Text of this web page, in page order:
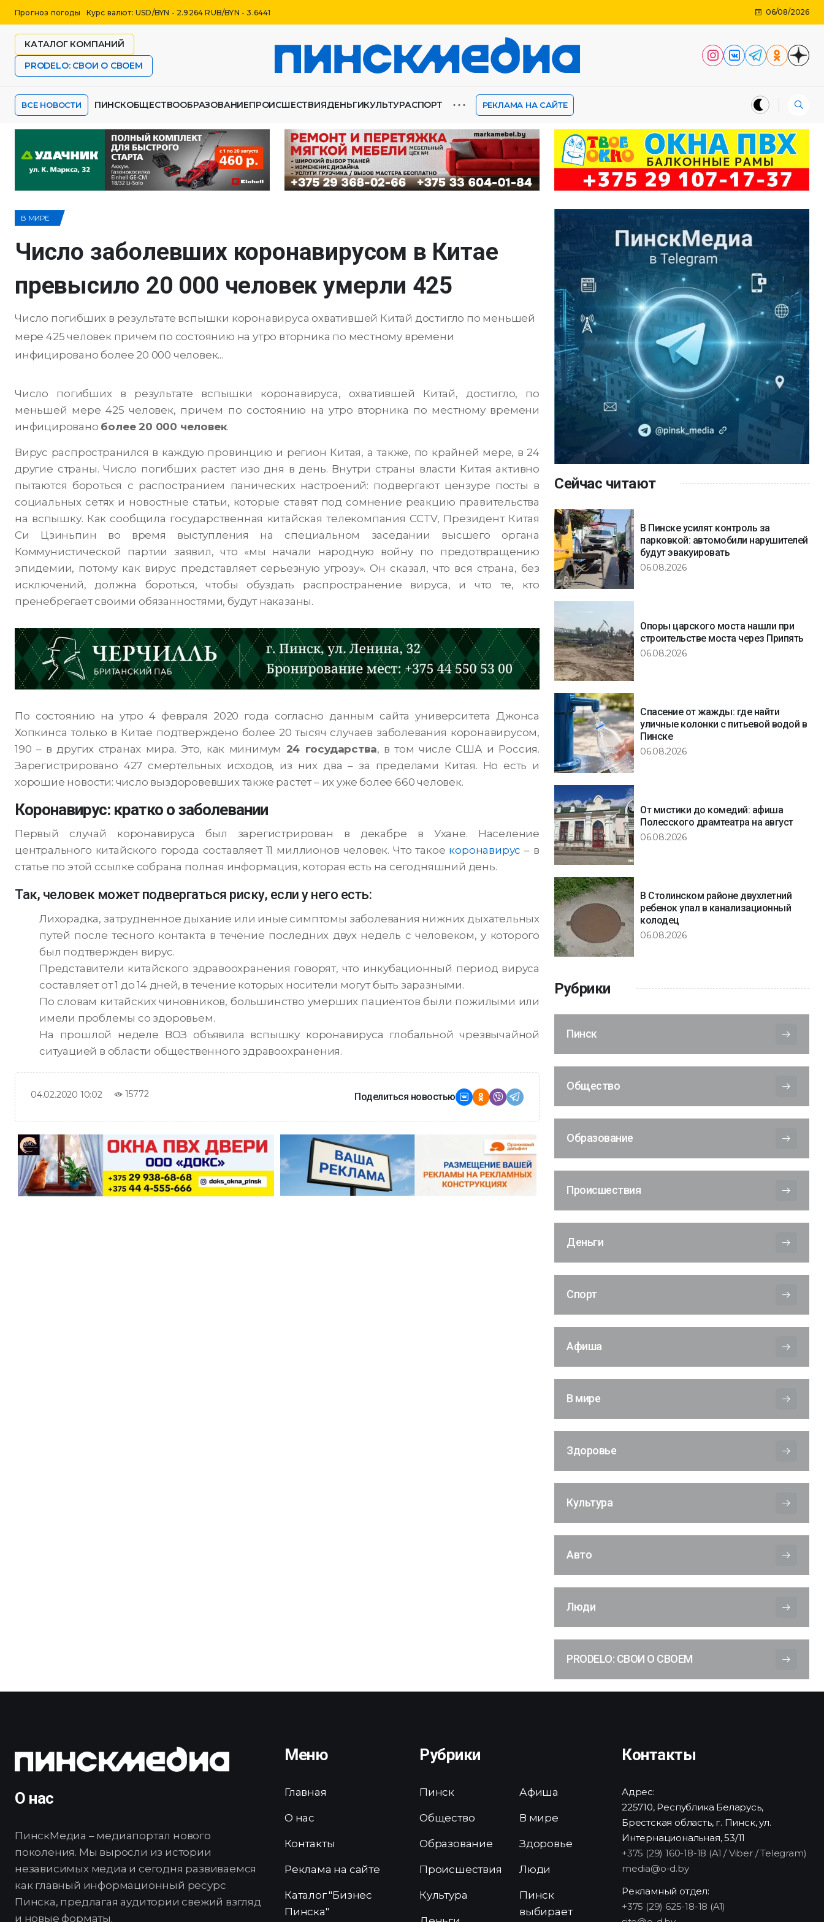
Прогноз погоды Курс валют: USD/BYN - 2.9264 RUB/BYN - 3.6441 06/08/2026
КАТАЛОГ КОМПАНИЙ
PRODELO: СВОИ О СВОЕМ
ВСЕ НОВОСТИ ПИНСКОБЩЕСТВООБРАЗОВАНИЕПРОИСШЕСТВИЯДЕНЬГИКУЛЬТУРАСПОРТ ⋯ РЕКЛАМА НА САЙТЕ
В МИРЕ
Число заболевших коронавирусом в Китае
превысило 20 000 человек умерли 425
Число погибших в результате вспышки коронавируса охватившей Китай достигло по меньшей
мере 425 человек причем по состоянию на утро вторника по местному времени
инфицировано более 20 000 человек...
Число погибших в результате вспышки коронавируса, охватившей Китай, достигло, по
меньшей мере 425 человек, причем по состоянию на утро вторника по местному времени
инфицировано более 20 000 человек.
Вирус распространился в каждую провинцию и регион Китая, а также, по крайней мере, в 24
другие страны. Число погибших растет изо дня в день. Внутри страны власти Китая активно
пытаются бороться с распостранием панических настроений: подвергают цензуре посты в
социальных сетях и новостные статьи, которые ставят под сомнение реакцию правительства
на вспышку. Как сообщила государственная китайская телекомпания CCTV, Президент Китая
Си Цзиньпин во время выступления на специальном заседании высшего органа
Коммунистической партии заявил, что «мы начали народную войну по предотвращению
эпидемии, потому как вирус представляет серьезную угрозу». Он сказал, что вся страна, без
исключений, должна бороться, чтобы обуздать распространение вируса, и что те, кто
пренебрегает своими обязанностями, будут наказаны.
По состоянию на утро 4 февраля 2020 года согласно данным сайта университета Джонса
Хопкинса только в Китае подтверждено более 20 тысяч случаев заболевания коронавирусом,
190 – в других странах мира. Это, как минимум 24 государства, в том числе США и Россия.
Зарегистрировано 427 смертельных исходов, из них два – за пределами Китая. Но есть и
хорошие новости: число выздоровевших также растет – их уже более 660 человек.
Коронавирус: кратко о заболевании
Первый случай коронавируса был зарегистрирован в декабре в Ухане. Население
центрального китайского города составляет 11 миллионов человек. Что такое коронавирус – в
статье по этой ссылке собрана полная информация, которая есть на сегодняшний день.
Так, человек может подвергаться риску, если у него есть:
Лихорадка, затрудненное дыхание или иные симптомы заболевания нижних дыхательных
путей после тесного контакта в течение последних двух недель с человеком, у которого
был подтвержден вирус.
Представители китайского здравоохранения говорят, что инкубационный период вируса
составляет от 1 до 14 дней, в течение которых носители могут быть заразными.
По словам китайских чиновников, большинство умерших пациентов были пожилыми или
имели проблемы со здоровьем.
На прошлой неделе ВОЗ объявила вспышку коронавируса глобальной чрезвычайной
ситуацией в области общественного здравоохранения.
04.02.2020 10:02 15772 Поделиться новостью
Сейчас читают
В Пинске усилят контроль за
парковкой: автомобили нарушителей
будут эвакуировать
06.08.2026
Опоры царского моста нашли при
строительстве моста через Припять
06.08.2026
Спасение от жажды: где найти
уличные колонки с питьевой водой в
Пинске
06.08.2026
От мистики до комедий: афиша
Полесского драмтеатра на август
06.08.2026
В Столинском районе двухлетний
ребенок упал в канализационный
колодец
06.08.2026
Рубрики
Пинск
Общество
Образование
Происшествия
Деньги
Спорт
Афиша
В мире
Здоровье
Культура
Авто
Люди
PRODELO: СВОИ О СВОЕМ
О нас
ПинскМедиа – медиапортал нового
поколения. Мы выросли из истории
независимых медиа и сегодня развиваемся
как главный информационный ресурс
Пинска, предлагая аудитории свежий взгляд
и новые форматы.
Меню
Главная
О нас
Контакты
Реклама на сайте
Каталог "Бизнес
Пинска"
Рубрики
Пинск
Общество
Образование
Происшествия
Культура
Афиша
В мире
Здоровье
Люди
Пинск
выбирает
Контакты
Адрес:
225710, Республика Беларусь,
Брестская область, г. Пинск, ул.
Интернациональная, 53/11
+375 (29) 160-18-18 (A1 / Viber / Telegram)
media@o-d.by
Рекламный отдел:
+375 (29) 625-18-18 (A1)